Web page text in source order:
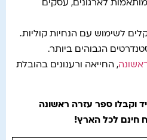
מותאמות לארגונים, עסקים
הגבוהים ביותר.
, החייאה ורענונים בהובלת
וקבלו ספר עזרה ראשונה
חינם לכל הארץ!